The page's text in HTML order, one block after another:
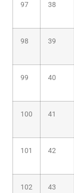
97 38
98 39
99 40
100 41
101 42
102 43